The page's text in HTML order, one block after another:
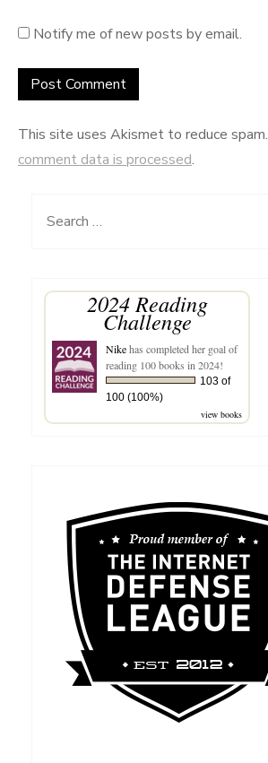
Notify me of new posts by email.
This site uses Akismet to reduce spam.
comment data is processed.
Search
2024 Reading
Challenge
Nikehas completed her goal of
reading 100 books in 2024!
103 of
100 (100%)
view books